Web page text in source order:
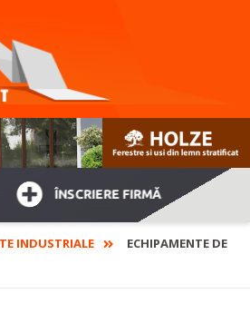
ÎNSCRIERE FIRMĂ
INDUSTRIALE
ECHIPAMENTE DE